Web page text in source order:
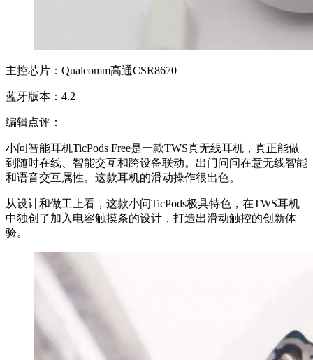
主控芯片：Qualcomm高通CSR8670
蓝牙版本：4.2
编辑点评：
小问智能耳机TicPods Free是一款TWS真无线耳机，真正能做
到随时在线、智能交互和跨设备联动。出门问问在意无线智能
和语音交互属性。这款耳机的滑动操作很出色。
从设计和做工上看，这款小问TicPods极具特色，在TWS耳机
中独创了加入电容触摸条的设计，打造出滑动触控的创新体
验。